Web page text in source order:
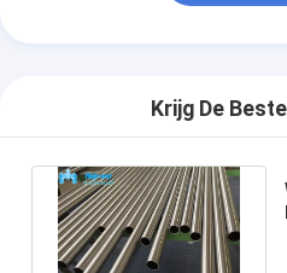
Krijg De